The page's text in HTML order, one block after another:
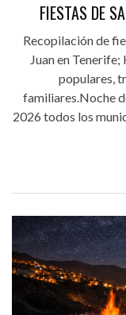
FIESTAS DE
Recopilación de
Juan en
populares,
familiares.Noche
2026 todos los